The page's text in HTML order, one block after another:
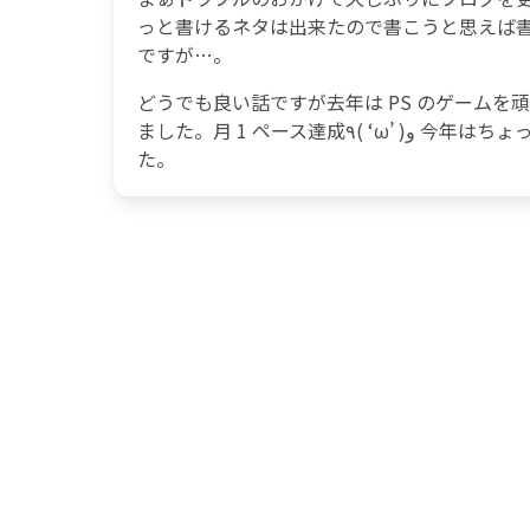
っと書けるネタは出来たので書こうと思えば
ですが…。
どうでも良い話ですが去年は PS のゲームを
ました。月 1 ペース達成٩( ‘ω’ )و 今年はちょっとスローペースになりましたが、既に 3 つ増えまし
た。